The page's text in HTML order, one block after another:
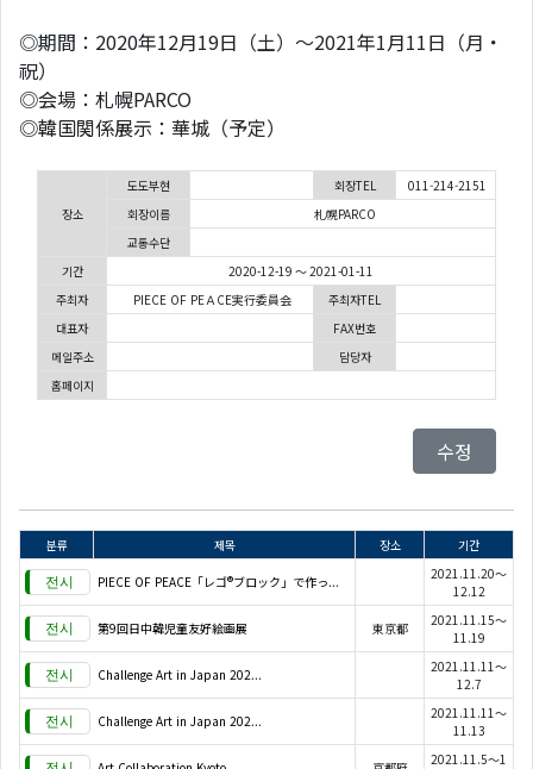
◎期間：2020年12月19日（土）～2021年1月11日（月・
祝）
◎会場：札幌PARCO
◎韓国関係展示：華城（予定）
장소
도도부현 회장TEL
011-214-2151
회장이름
札幌PARCO
교통수단
기간
2020-12-19 ～ 2021-01-11
주최자
PIECE OF PEＡCE実行委員会
주최자TEL
대표자
FAX번호
메일주소
담당자
홈페이지
수정
분류 제목 장소 기간
PIECE OF PEACE「レゴ®ブロック」で作っ...
2021.11.20～
12.12
第9回日中韓児童友好絵画展 東京都
2021.11.15～
11.19
Challenge Art in Japan 202...
2021.11.11～
12.7
Challenge Art in Japan 202...
2021.11.11～
11.13
2021.11.5～1